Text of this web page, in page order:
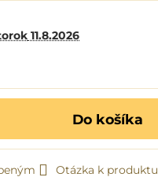
11.8.2026
Do košíka
Otázka k produktu